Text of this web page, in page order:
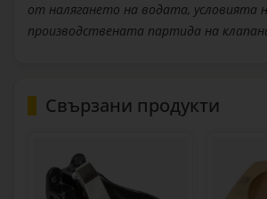
от налягането на водата, условията
производствената партида на
Свързани продукти